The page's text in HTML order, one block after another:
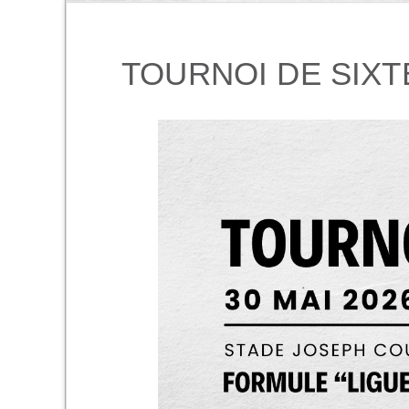
TOURNOI DE